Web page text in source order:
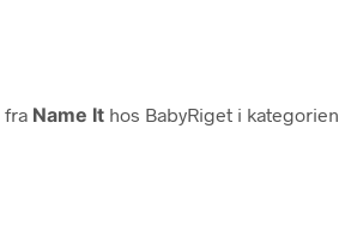
fra Name It hos BabyRiget i kategorien